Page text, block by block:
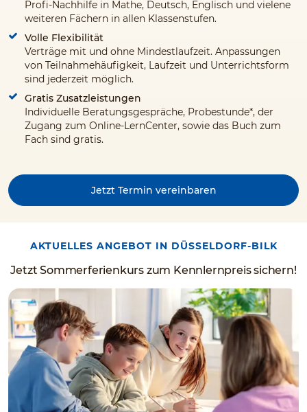
Profi-Nachhilfe in Mathe, Deutsch, Englisch und vielene
weiteren Fächern in allen Klassenstufen.
Volle Flexibilität
Verträge mit und ohne Mindestlaufzeit. Anpassungen
von Teilnahmehäufigkeit, Laufzeit und Unterrichtsform
sind jederzeit möglich.
Gratis Zusatzleistungen
Individuelle Beratungsgespräche, Probestunde*, der
Zugang zum Online-LernCenter, sowie das Buch zum
Fach sind gratis.
Jetzt Termin vereinbaren
AKTUELLES ANGEBOT IN DÜSSELDORF-BILK
Jetzt Sommerferienkurs zum Kennlernpreis sichern!